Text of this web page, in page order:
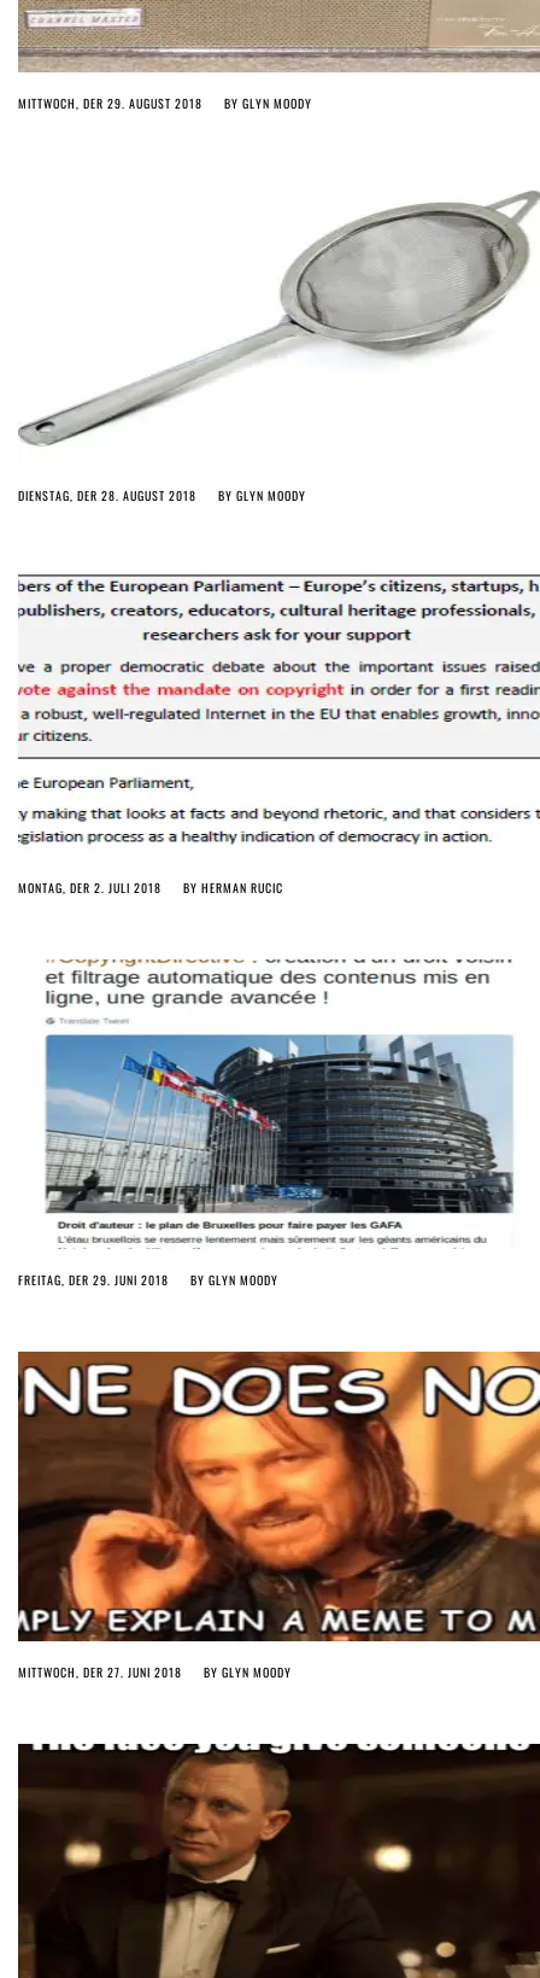
MITTWOCH, DER 29. AUGUST 2018 BY GLYN MOODY
DIENSTAG, DER 28. AUGUST 2018 BY GLYN MOODY
MONTAG, DER 2. JULI 2018 BY HERMAN RUCIC
FREITAG, DER 29. JUNI 2018 BY GLYN MOODY
MITTWOCH, DER 27. JUNI 2018 BY GLYN MOODY